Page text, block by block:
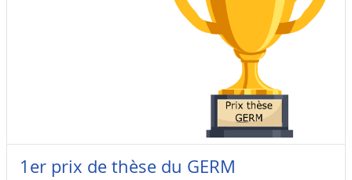
1er prix de thèse du GERM